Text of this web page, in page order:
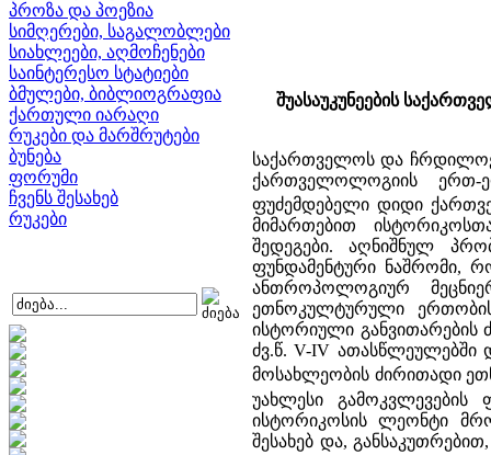
პროზა და პოეზია
სიმღერები, საგალობლები
სიახლეები, აღმოჩენები
საინტერესო სტატიები
ბმულები, ბიბლიოგრაფია
ქართული იარაღი
რუკები და მარშრუტები
ბუნება
ფორუმი
ჩვენს შესახებ
რუკები
შუასაუკუნეების
საქართველოს და
ქართველოლოგიის ერთ-
ფუძემდებელი დიდი
მიმართებით
შედეგები. აღნიშნულ
ფუნდამენტური ნაშრომი,
ანთროპოლოგიურ
ეთნოკულტურული
ისტორიული
ძვ.წ. V-IV
მოსახლეობის ძირითადი
უახლესი გამოკვლევების
ისტორიკოსის ლეონტი
შესახებ და,